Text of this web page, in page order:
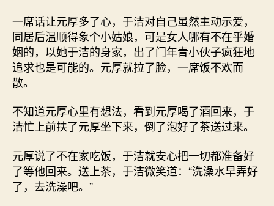
一席话让元厚多了心，于洁对自己虽然主动示爱，
同居后温顺得象个小姑娘，可是女人哪有不在乎婚
姻的，以她于洁的身家，出了门年青小伙子疯狂地
追求也是可能的。元厚就拉了脸，一席饭不欢而
散。
不知道元厚心里有想法，看到元厚喝了酒回来，于
洁忙上前扶了元厚坐下来，倒了泡好了茶送过来。
元厚说了不在家吃饭，于洁就安心把一切都准备好
了等他回来。送上茶，于洁微笑道：“洗澡水早弄好
了，去洗澡吧。”